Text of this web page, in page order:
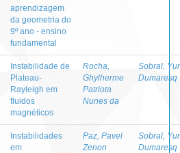
aprendizagem
da geometria do
9º ano - ensino
fundamental
Instabilidade de
Plateau-
Rayleigh em
fluidos
magnéticos
Rocha,
Ghylherme
Patriota
Nunes da
Sobral,
Dumaresq
Instabilidades
em
Paz, Pavel
Zenon
Sobral,
Dumaresq